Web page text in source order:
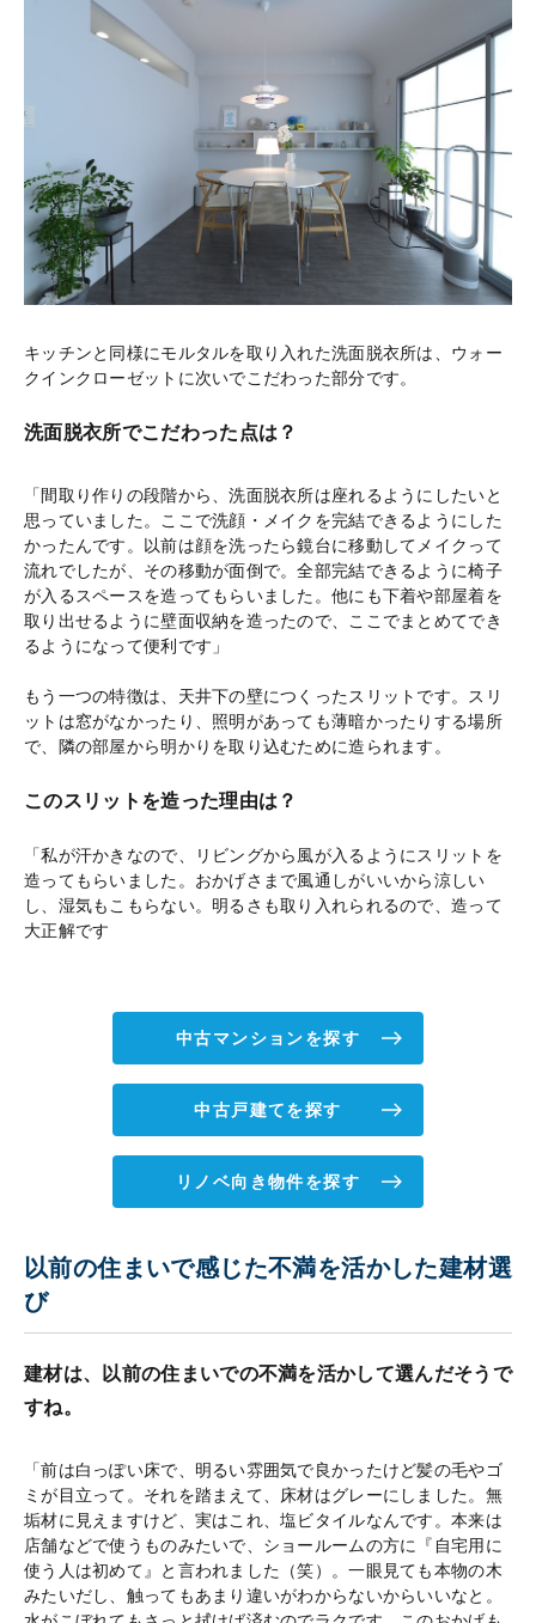
キッチンと同様にモルタルを取り入れた洗面脱衣所は、ウォー
クインクローゼットに次いでこだわった部分です。
洗面脱衣所でこだわった点は？
「間取り作りの段階から、洗面脱衣所は座れるようにしたいと
思っていました。ここで洗顔・メイクを完結できるようにした
かったんです。以前は顔を洗ったら鏡台に移動してメイクって
流れでしたが、その移動が面倒で。全部完結できるように椅子
が入るスペースを造ってもらいました。他にも下着や部屋着を
取り出せるように壁面収納を造ったので、ここでまとめてでき
るようになって便利です」
もう一つの特徴は、天井下の壁につくったスリットです。スリ
ットは窓がなかったり、照明があっても薄暗かったりする場所
で、隣の部屋から明かりを取り込むために造られます。
このスリットを造った理由は？
「私が汗かきなので、リビングから風が入るようにスリットを
造ってもらいました。おかげさまで風通しがいいから涼しい
し、湿気もこもらない。明るさも取り入れられるので、造って
大正解です
中古マンションを探す
中古戸建てを探す
リノベ向き物件を探す
以前の住まいで感じた不満を活かした建材選
び
建材は、以前の住まいでの不満を活かして選んだそうで
すね。
「前は白っぽい床で、明るい雰囲気で良かったけど髪の毛やゴ
ミが目立って。それを踏まえて、床材はグレーにしました。無
垢材に見えますけど、実はこれ、塩ビタイルなんです。本来は
店舗などで使うものみたいで、ショールームの方に『自宅用に
使う人は初めて』と言われました（笑）。一眼見ても本物の木
みたいだし、触ってもあまり違いがわからないからいいなと。